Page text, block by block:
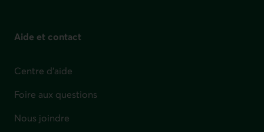
Aide et contact
Centre d'aide
Foire aux questions
Nous joindre